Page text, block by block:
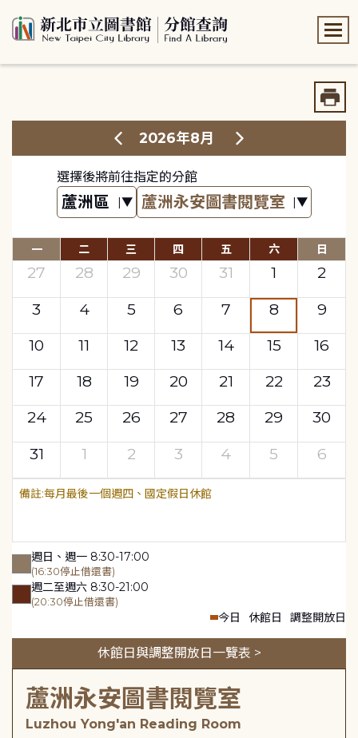
2026年8月
選擇後將前往指定的分館
一 二 三 四 五 六 日
27 28 29 30 31 1
2
3
4 5 6 7 8
9
10
11 12 13 14 15
16
17
18 19 20 21 22
23
24
25 26 27 28 29
30
31
1 2 3 4 5 6
每月最後一個週四、國定假日休館
週日、週一 8:30-17:00
(16:30停止借還書)
週二至週六 8:30-21:00
(20:30停止借還書)
今日 休館日 調整開放日
休館日與調整開放日一覽表 >
蘆洲永安圖書閱覽室
Luzhou Yong'an Reading Room